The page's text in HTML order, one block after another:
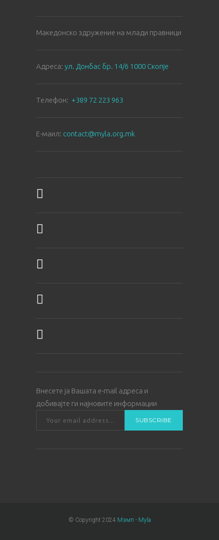
Македонско здружение на млади правници
Aдреса: ул. Донбас бр. 14/6 1000 Скопје
Tелефон: +389 72 223 963
E-маил: contact@myla.org.mk
Внесете ја Вашата е-mail адреса и
добивајте ги најновите информации
© Copyright 2024 Мзмп - Myla